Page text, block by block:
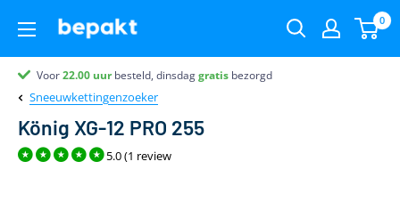
0
Voor22.00uurbesteld, dinsdaggratisbezorgd
Partner van
Partner van
Klantenbeoordeling 9.4
Sneeuwkettingenzoeker
König XG-12 PRO 255
5.0 (1 review